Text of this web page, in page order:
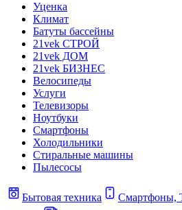
Уценка
Климат
Батуты бассейны
21vek СТРОЙ
21vek ДОМ
21vek БИЗНЕС
Велосипеды
Услуги
Телевизоры
Ноутбуки
Смартфоны
Холодильники
Стиральные машины
Пылесосы
Бытовая техника Смартфоны,